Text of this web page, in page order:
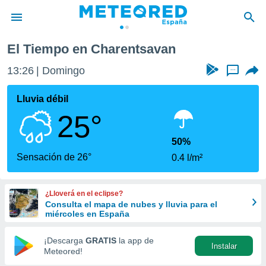
de
por
se
calidad.
a este
las
y
forma
digital
basada
El Tiempo en Charentsavan
13:26 Domingo ...
Lluvia débil
25°
Sensación de 26°
50%
0.4 l/m²
¿Lloverá en el eclipse?
Consulta el mapa de nubes y lluvia para el
miércoles en España
¡Descarga GRATIS la app de
Meteored!
Instalar